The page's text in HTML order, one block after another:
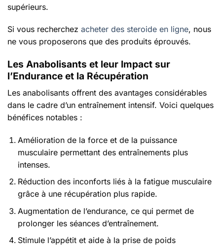
supérieurs.
Si vous recherchez acheter des steroide en ligne, nous
ne vous proposerons que des produits éprouvés.
Les Anabolisants et leur Impact sur
l’Endurance et la Récupération
Les anabolisants offrent des avantages considérables
dans le cadre d’un entraînement intensif. Voici quelques
bénéfices notables :
Amélioration de la force et de la puissance
musculaire permettant des entraînements plus
intenses.
Réduction des inconforts liés à la fatigue musculaire
grâce à une récupération plus rapide.
Augmentation de l’endurance, ce qui permet de
prolonger les séances d’entraînement.
Stimule l’appétit et aide à la prise de poids